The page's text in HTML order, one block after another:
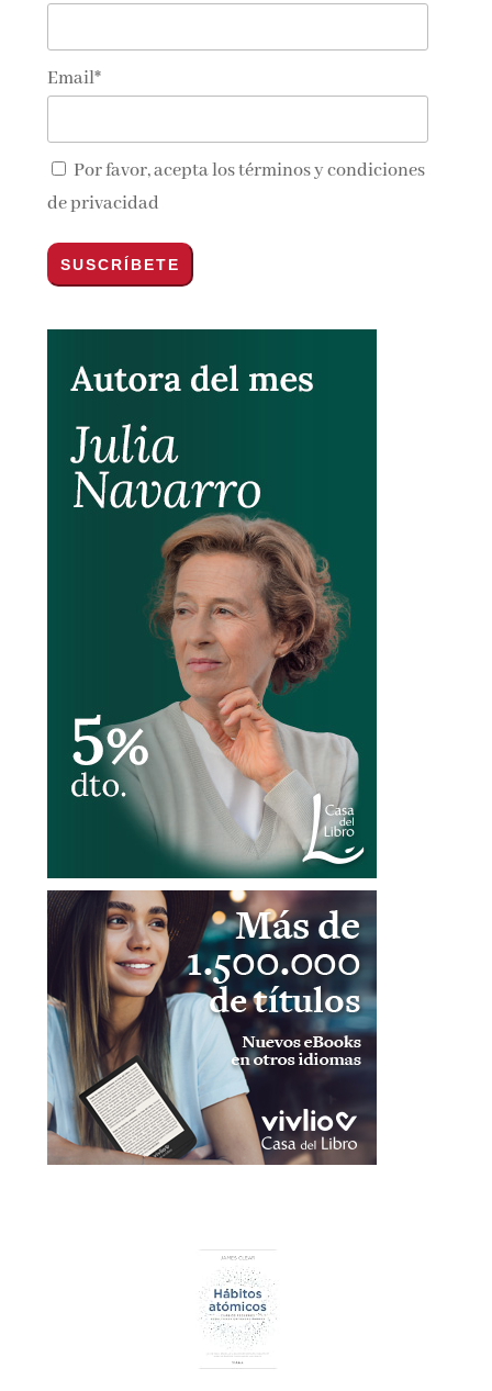
Email*
Por favor, acepta lostérminos y condiciones
de privacidad